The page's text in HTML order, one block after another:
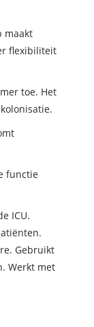
maakt
flexibiliteit
toe. Het
functie
ICU.
Gebruikt
Werkt met